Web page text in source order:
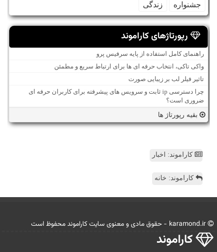
جشنواره
زندگی
رپورتاژهای کاراموند
راهنمای کامل استفاده از پایه سرفیس پرو
واکی تاکی، انتخاب حرفه ای ها برای ارتباط سریع و مطمئن
تاثیر فیلر لب بر زیبایی صورت
چرا دسترسی ip ثابت و سرویس های پیشرفته برای کاربران حرفه ای
ضروری است؟
بقیه رپورتاژ ها
کاراموند: اخبار
کاراموند: خانه
كاراموند